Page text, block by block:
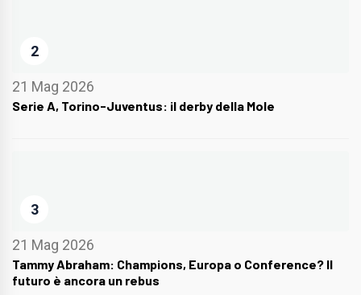
2
21 Mag 2026
Serie A, Torino-Juventus: il derby della Mole
3
21 Mag 2026
Tammy Abraham: Champions, Europa o Conference? Il
futuro è ancora un rebus